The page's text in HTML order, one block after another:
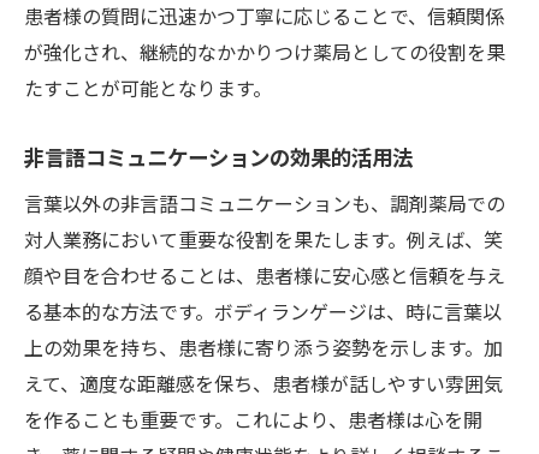
地域イベントへの積極的な参加の意義
地域の健康支援活動の取り組み方
地域住民に愛される薬局になるために
地域に根ざした薬局経営のメリット
調剤薬局での対人業務 患者様の笑顔を引き出
す秘訣
患者様の笑顔を生む接客の心構え
患者様の心が和むサービスの提供
笑顔を引き出すためのコミュニケーション
術
患者様の質問に迅速かつ丁寧に応じることで、信頼関係
が強化され、継続的なかかりつけ薬局としての役割を果
たすことが可能となります。
非言語コミュニケーションの効果的活用法
言葉以外の非言語コミュニケーションも、調剤薬局での
対人業務において重要な役割を果たします。例えば、笑
顔や目を合わせることは、患者様に安心感と信頼を与え
る基本的な方法です。ボディランゲージは、時に言葉以
上の効果を持ち、患者様に寄り添う姿勢を示します。加
えて、適度な距離感を保ち、患者様が話しやすい雰囲気
を作ることも重要です。これにより、患者様は心を開